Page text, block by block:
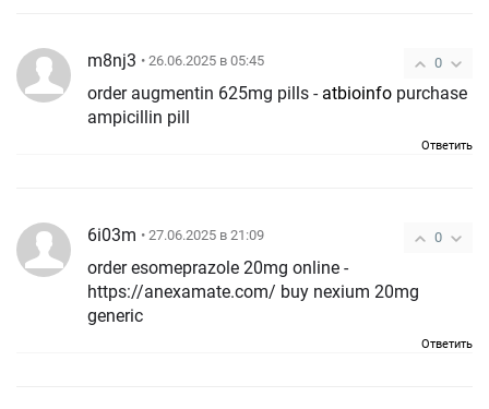
0
m8nj3 • 26.06.2025 в 05:45
order augmentin 625mg pills - atbioinfo purchase
ampicillin pill
Ответить
0
6i03m • 27.06.2025 в 21:09
order esomeprazole 20mg online -
https://anexamate.com/ buy nexium 20mg
generic
Ответить